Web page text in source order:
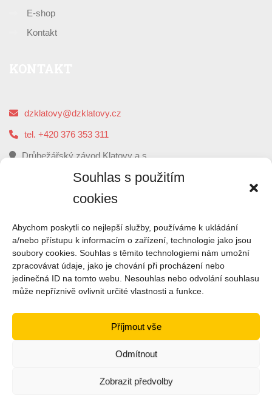
Souhlas s použitím
cookies
Abychom poskytli co nejlepší služby, používáme k ukládání
a/nebo přístupu k informacím o zařízení, technologie jako jsou
soubory cookies. Souhlas s těmito technologiemi nám umožní
zpracovávat údaje, jako je chování při procházení nebo
jedinečná ID na tomto webu. Nesouhlas nebo odvolání souhlasu
může nepříznivě ovlivnit určité vlastnosti a funkce.
Příjmout vše
Odmítnout
Zobrazit předvolby
E-shop
Kontakt
dzklatovy@dzklatovy.cz
tel. +420 376 353 311
Drůbežářský závod Klatovy a.s.
5. května 112, 339 01 Klatovy
ONÁS
Drůbežářský závod Klatovy je druhým největším
zpracovatelem kuřecího masa a výrobce uzenin z kuřecího
masa v České republice.
+420 376 353 311